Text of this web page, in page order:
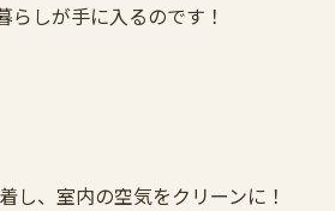
らしが手に入るのです！
し、室内の空気をクリーンに！